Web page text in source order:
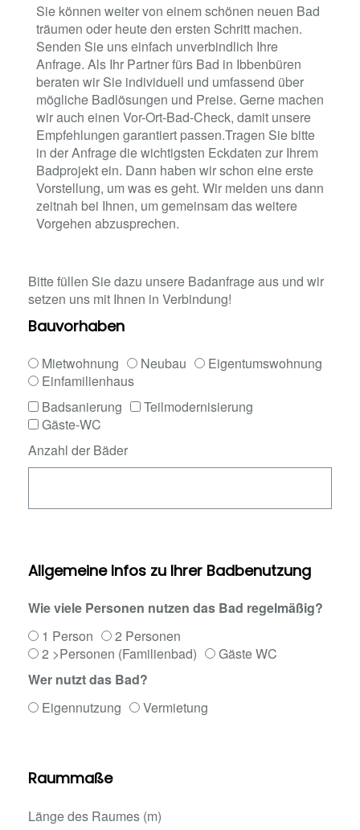
Sie können weiter von einem schönen neuen Bad
träumen oder heute den ersten Schritt machen.
Senden Sie uns einfach unverbindlich Ihre
Anfrage. Als Ihr Partner fürs Bad in Ibbenbüren
beraten wir Sie individuell und umfassend über
mögliche Badlösungen und Preise. Gerne machen
wir auch einen Vor-Ort-Bad-Check, damit unsere
Empfehlungen garantiert passen.Tragen Sie bitte
in der Anfrage die wichtigsten Eckdaten zur Ihrem
Badprojekt ein. Dann haben wir schon eine erste
Vorstellung, um was es geht. Wir melden uns dann
zeitnah bei Ihnen, um gemeinsam das weitere
Vorgehen abzusprechen.
Bitte füllen Sie dazu unsere Badanfrage aus und wir
setzen uns mit Ihnen in Verbindung!
Bauvorhaben
Mietwohnung Neubau
Eigentumswohnung
Einfamilienhaus
Badsanierung
Teilmodernisierung
Gäste-WC
Anzahl der Bäder
Allgemeine Infos zu Ihrer Badbenutzung
Wie viele Personen nutzen das Bad regelmäßig?
1 Person
2 Personen
2 >Personen (Familienbad)
Gäste WC
Wer nutzt das Bad?
Eigennutzung
Vermietung
Raummaße
Länge des Raumes (m)